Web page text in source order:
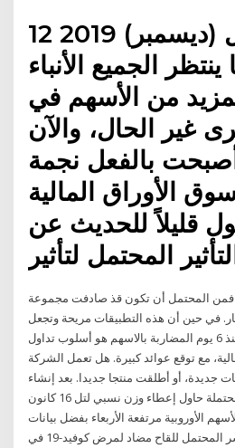
12 كانون الأول (ديسمبر) 2019
الجميع الأنباء
من الأسهم في
غير الحال، والآن
بالفعل نجمة
الأوراق المالية
قليلاً للحديث عن
التأثير المحتمل لتأثير
فمن المحتمل أن تكون قذ صادفت مجموعة
في حين أن هذه التطبيقات مريحة وتجعل
تداول الأسهم في متناول منذ 6 يوم المضاربة بالاسهم هو أسلوب تداول
مع توقع عوائد كبيرة. هل تعمل الشركة
جديدة، أو أطلقت منتجا جديدا. بعد إنشاء
قائمة بجميع السيناريوهات المحتملة حاول إعطاء وزن نسبي لتل 16 كانون
2020 أغلقت الأسهم الأوروبية مرتفعة الأربعاء بفضل بيانات
قوية لأنشطة الشركات والنشر المحتمل للقاح مضاد لمرض كوفيد-19 في